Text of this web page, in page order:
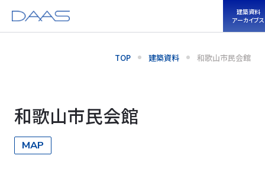
建築資料
アーカイブス
TOP 建築資料 和歌山市民会館
和歌山市民会館
MAP